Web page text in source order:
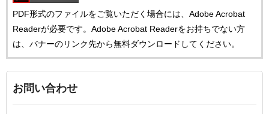
PDF形式のファイルをご覧いただく場合には、Adobe Acrobat
Readerが必要です。Adobe Acrobat Readerをお持ちでない方
は、バナーのリンク先から無料ダウンロードしてください。
お問い合わせ